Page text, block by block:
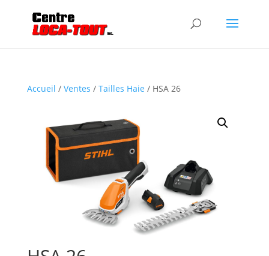
Accueil / Ventes / Tailles Haie / HSA 26